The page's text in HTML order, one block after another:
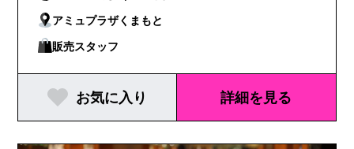
アミュプラザくまもと
販売スタッフ
お気に入り 詳細を見る